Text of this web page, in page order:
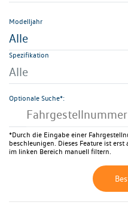
Modelljahr
Alle
Spezifikation
Alle
Optionale Suche*:
*Durch die Eingabe einer
beschleunigen. Dieses Feature ist
im linken Bereich manuell filtern.